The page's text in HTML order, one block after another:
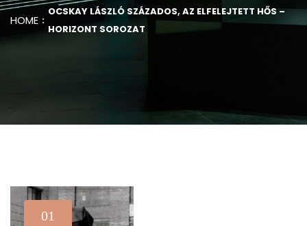
HOME
OCSKAY LÁSZLÓ SZÁZADOS, AZ ELFELEJTETT HŐS –
HORIZONT SOROZAT
01